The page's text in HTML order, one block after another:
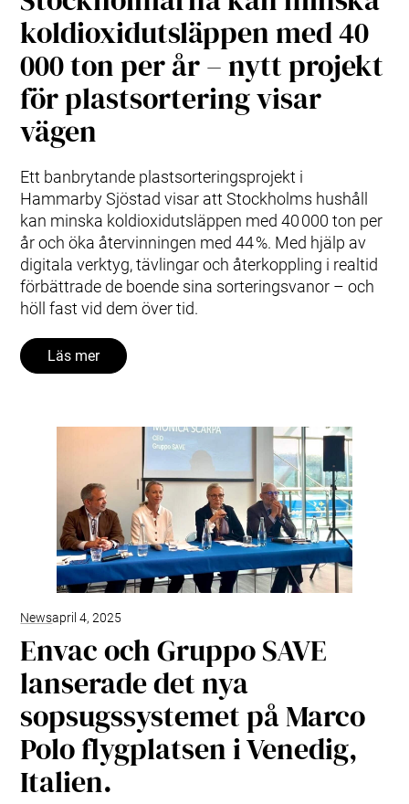
koldioxidutsläppen med 40
000 ton per år – nytt projekt
för plastsortering visar
vägen
Ett banbrytande plastsorteringsprojekt i
Hammarby Sjöstad visar att Stockholms hushåll
kan minska koldioxidutsläppen med 40 000 ton per
år och öka återvinningen med 44 %. Med hjälp av
digitala verktyg, tävlingar och återkoppling i realtid
förbättrade de boende sina sorteringsvanor – och
höll fast vid dem över tid.
Läs mer
Newsapril 4, 2025
Envac och Gruppo SAVE
lanserade det nya
sopsugssystemet på Marco
Polo flygplatsen i Venedig,
Italien.